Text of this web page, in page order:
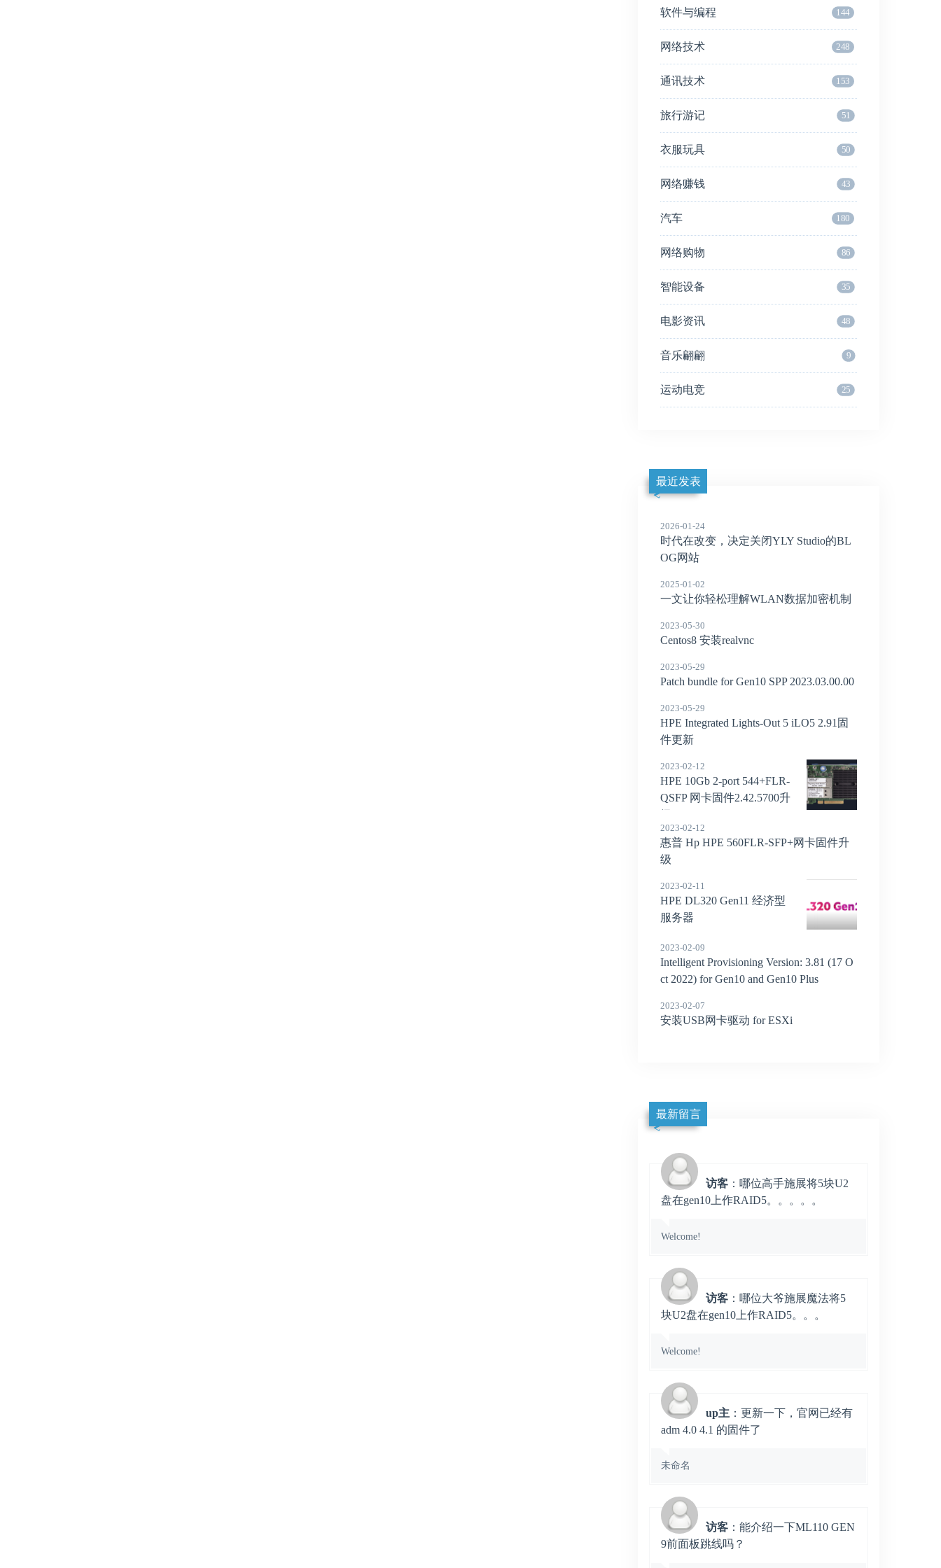
软件与编程 144
网络技术 248
通讯技术 153
旅行游记 51
衣服玩具 50
网络赚钱 43
汽车 180
网络购物 86
智能设备 35
电影资讯 48
音乐翩翩 9
运动电竞 25
最近发表
2026-01-24
时代在改变，决定关闭YLY Studio的BL
OG网站
2025-01-02
一文让你轻松理解WLAN数据加密机制
2023-05-30
Centos8 安装realvnc
2023-05-29
Patch bundle for Gen10 SPP 2023.03.00.00
2023-05-29
HPE Integrated Lights-Out 5 iLO5 2.91固
件更新
2023-02-12
HPE 10Gb 2-port 544+FLR-
QSFP 网卡固件2.42.5700升
2023-02-12
惠普 Hp HPE 560FLR-SFP+网卡固件升
级
2023-02-11
HPE DL320 Gen11 经济型
服务器
2023-02-09
Intelligent Provisioning Version: 3.81 (17 O
ct 2022) for Gen10 and Gen10 Plus
2023-02-07
安装USB网卡驱动 for ESXi
最新留言
访客 ：哪位高手施展将5块U2
盘在gen10上作RAID5。。。。。
Welcome!
访客 ：哪位大爷施展魔法将5
块U2盘在gen10上作RAID5。。。
Welcome!
up主 ：更新一下，官网已经有
adm 4.0 4.1 的固件了
未命名
访客 ：能介绍一下ML110 GEN
9前面板跳线吗？